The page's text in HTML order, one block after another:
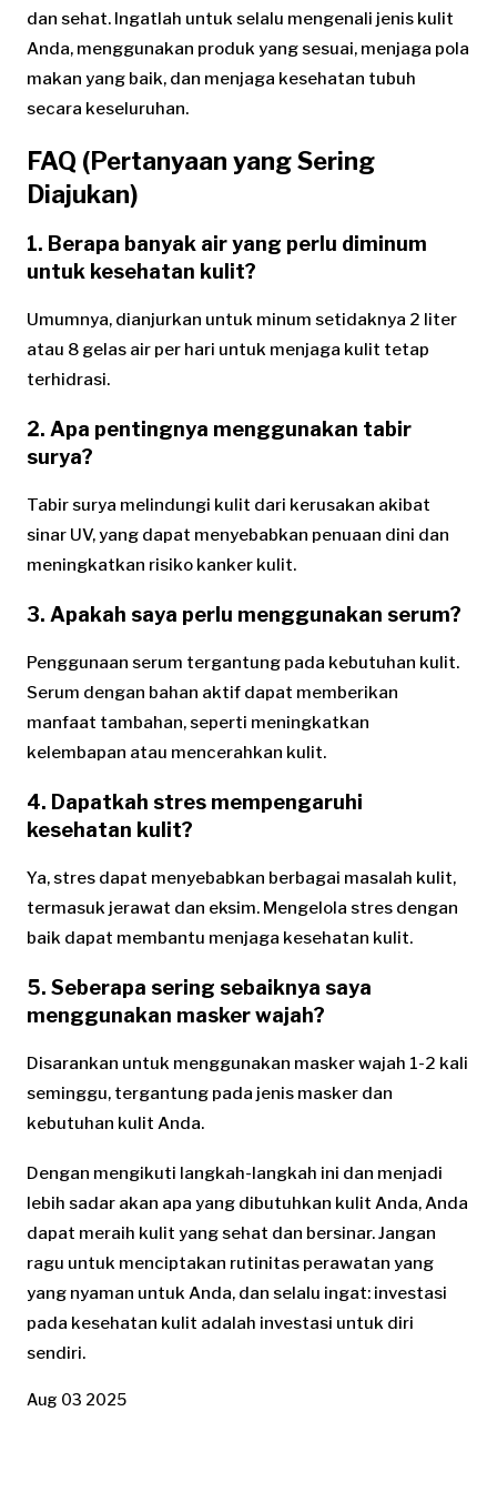
dan sehat. Ingatlah untuk selalu mengenali jenis kulit
Anda, menggunakan produk yang sesuai, menjaga pola
makan yang baik, dan menjaga kesehatan tubuh
secara keseluruhan.
FAQ (Pertanyaan yang Sering
Diajukan)
1. Berapa banyak air yang perlu diminum
untuk kesehatan kulit?
Umumnya, dianjurkan untuk minum setidaknya 2 liter
atau 8 gelas air per hari untuk menjaga kulit tetap
terhidrasi.
2. Apa pentingnya menggunakan tabir
surya?
Tabir surya melindungi kulit dari kerusakan akibat
sinar UV, yang dapat menyebabkan penuaan dini dan
meningkatkan risiko kanker kulit.
3. Apakah saya perlu menggunakan serum?
Penggunaan serum tergantung pada kebutuhan kulit.
Serum dengan bahan aktif dapat memberikan
manfaat tambahan, seperti meningkatkan
kelembapan atau mencerahkan kulit.
4. Dapatkah stres mempengaruhi
kesehatan kulit?
Ya, stres dapat menyebabkan berbagai masalah kulit,
termasuk jerawat dan eksim. Mengelola stres dengan
baik dapat membantu menjaga kesehatan kulit.
5. Seberapa sering sebaiknya saya
menggunakan masker wajah?
Disarankan untuk menggunakan masker wajah 1-2 kali
seminggu, tergantung pada jenis masker dan
kebutuhan kulit Anda.
Dengan mengikuti langkah-langkah ini dan menjadi
lebih sadar akan apa yang dibutuhkan kulit Anda, Anda
dapat meraih kulit yang sehat dan bersinar. Jangan
ragu untuk menciptakan rutinitas perawatan yang
yang nyaman untuk Anda, dan selalu ingat: investasi
pada kesehatan kulit adalah investasi untuk diri
sendiri.
Aug 03 2025